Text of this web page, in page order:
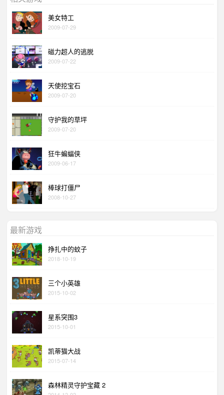
美女特工
2009-07-29
磁力超人的逃脱
2009-07-22
天使挖宝石
2009-07-20
守护我的草坪
2009-07-20
狂牛蝙蝠侠
2009-06-17
棒球打僵尸
2008-10-27
最新游戏
挣扎中的蚊子
2018-10-19
三个小英雄
2015-10-02
星系突围3
2015-10-01
凯蒂猫大战
2015-07-14
森林精灵守护宝藏 2